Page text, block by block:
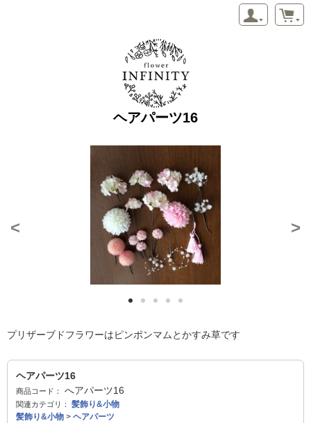
ヘアパーツ16
< >
プリザーブドフラワーはピンポンマムとかすみ草です
ヘアパーツ16
商品コード： へアパーツ16
関連カテゴリ：
髪飾り&小物
髪飾り&小物 > ヘアパーツ